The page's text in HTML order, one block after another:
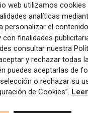
con
38.542
El Premio
reconoce
Brasil,
sobre el
la violencia
web utilizamos cookies
analíticas
personalizar el
finalidades
consultar nuestra
y rechazar todas
puedes aceptarlas de
o rechazar su
de Cookies”.